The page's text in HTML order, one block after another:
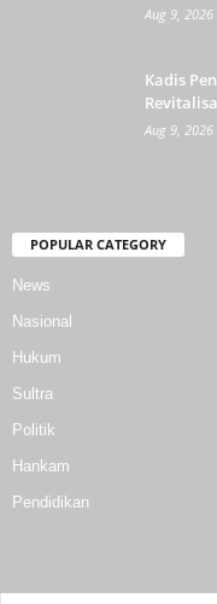
Aug 9, 2026
Kadis
Aug 9, 2026
POPULAR CATEGORY
News
Nasional
Hukum
Sultra
Politik
Hankam
Pendidikan